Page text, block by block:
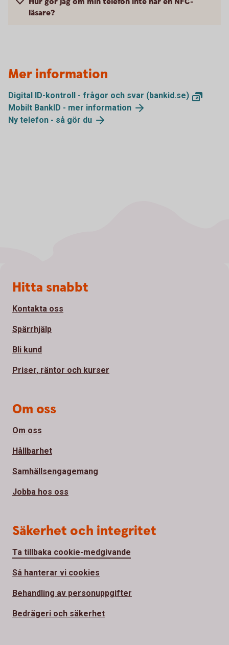
läsare?
Mer information
Digital ID-kontroll - frågor och svar (bankid.se)
Mobilt BankID - mer information
Ny telefon - så gör du
Sidfot
Hitta snabbt
Kontakta oss
Spärrhjälp
Bli kund
Priser, räntor och kurser
Om oss
Om oss
Hållbarhet
Samhällsengagemang
Jobba hos oss
Säkerhet och integritet
Ta tillbaka cookie-medgivande
Så hanterar vi cookies
Behandling av personuppgifter
Bedrägeri och säkerhet